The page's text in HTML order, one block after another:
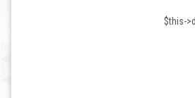
$this-